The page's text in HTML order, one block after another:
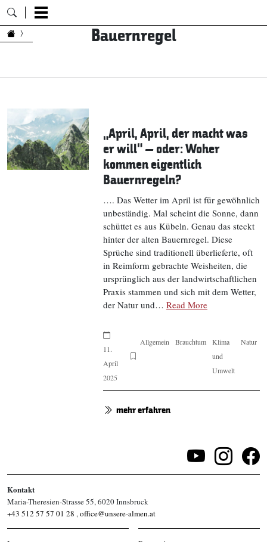
Zum Inhalt springen Bauernregel
„April, April, der macht was
er will“ – oder: Woher
kommen eigentlich
Bauernregeln?
…. Das Wetter im April ist für gewöhnlich
unbeständig. Mal scheint die Sonne, dann
schüttet es aus Kübeln. Genau das steckt
hinter der alten Bauernregel. Diese
Sprüche sind traditionell überlieferte, oft
in Reimform gebrachte Weisheiten, die
ursprünglich aus der landwirtschaftlichen
Praxis stammen und sich mit dem Wetter,
der Natur und… Read More
11.
April
2025
Allgemein Brauchtum
Klima
und
Umwelt
Natur
mehr erfahren
Kontakt
Maria-Theresien-Strasse 55, 6020 Innsbruck
+43 512 57 57 01 28 ,office@unsere-almen.at